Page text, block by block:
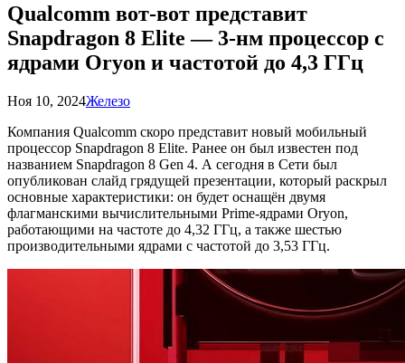
Qualcomm вот-вот представит
Snapdragon 8 Elite — 3-нм процессор с
ядрами Oryon и частотой до 4,3 ГГц
Ноя 10, 2024Железо
Компания Qualcomm скоро представит новый мобильный
процессор Snapdragon 8 Elite. Ранее он был известен под
названием Snapdragon 8 Gen 4. А сегодня в Сети был
опубликован слайд грядущей презентации, который раскрыл
основные характеристики: он будет оснащён двумя
флагманскими вычислительными Prime-ядрами Oryon,
работающими на частоте до 4,32 ГГц, а также шестью
производительными ядрами с частотой до 3,53 ГГц.